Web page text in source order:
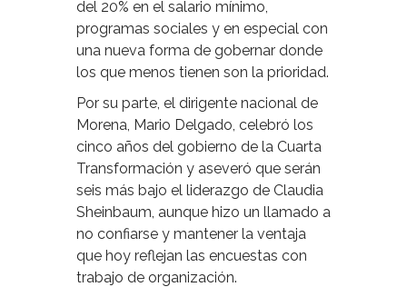
del 20% en el salario mínimo,
programas sociales y en especial con
una nueva forma de gobernar donde
los que menos tienen son la prioridad.
Por su parte, el dirigente nacional de
Morena, Mario Delgado, celebró los
cinco años del gobierno de la Cuarta
Transformación y aseveró que serán
seis más bajo el liderazgo de Claudia
Sheinbaum, aunque hizo un llamado a
no confiarse y mantener la ventaja
que hoy reflejan las encuestas con
trabajo de organización.